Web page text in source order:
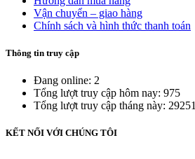
Vận chuyển – giao hàng
Chính sách và hình thức thanh toán
Thông tin truy cập
Đang online: 2
Tổng lượt truy cập hôm nay: 975
Tổng lượt truy cập tháng này: 29251
KẾT NỐI VỚI CHÚNG TÔI